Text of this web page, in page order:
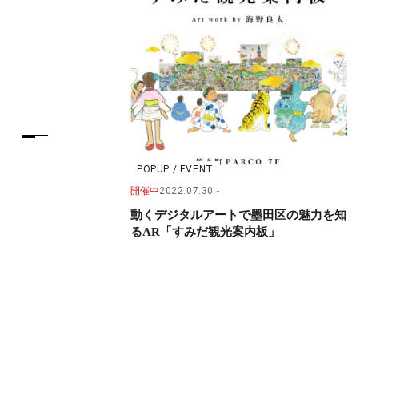
POPUP / EVENT
開催中2022.07.30
動くデジタルアートで墨田区の魅力を知
るAR「すみだ観光案内板」